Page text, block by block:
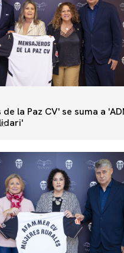
la Paz CV' se suma a